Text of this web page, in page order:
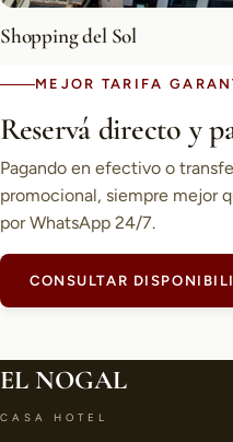
Shopping del Sol
MEJOR TARIFA
Reservá directo y
Pagando en efectivo o
promocional, siempre mejor
por WhatsApp 24/7.
CONSULTAR
EL NOGAL
CASA HOTEL